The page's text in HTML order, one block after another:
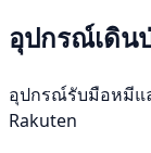
อุปกรณ์เดิน
อุปกรณ์รับมือหมีแ
Rakuten